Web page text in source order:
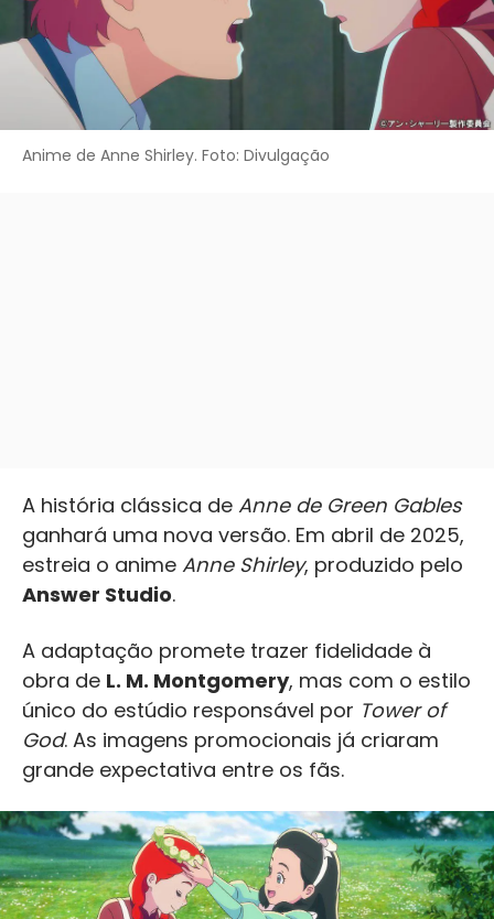
Anime de Anne Shirley. Foto: Divulgação
A história clássica de Anne de Green Gables
ganhará uma nova versão. Em abril de 2025,
estreia o anime Anne Shirley, produzido pelo
Answer Studio.
A adaptação promete trazer fidelidade à
obra de L. M. Montgomery, mas com o estilo
único do estúdio responsável por Tower of
God. As imagens promocionais já criaram
grande expectativa entre os fãs.